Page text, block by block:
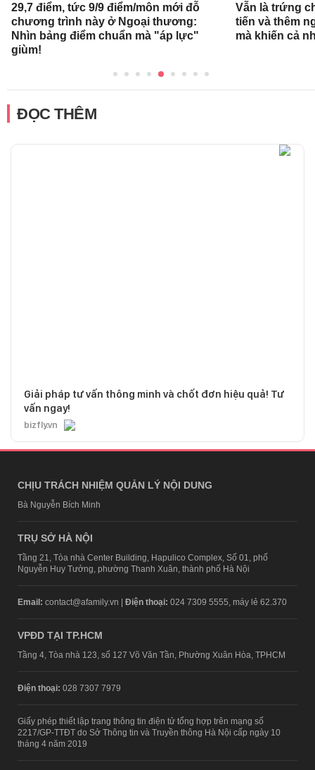
29,7 điểm, tức 9/9 điểm/môn mới đỗ
chương trình này ở Ngoại thương:
Nhìn bảng điểm chuẩn mà "áp lực"
giùm!
Vẫn là trứng
tiến và thêm
mà khiến cả
ĐỌC THÊM
Giải pháp tư vấn thông minh và chốt đơn hiệu quả! Tư
vấn ngay!
bizfly.vn
CHỊU TRÁCH NHIỆM QUẢN LÝ NỘI DUNG
Bà Nguyễn Bích Minh
TRỤ SỞ HÀ NỘI
Tầng 21, Tòa nhà Center Building, Hapulico Complex, Số 01, phố
Nguyễn Huy Tưởng, phường Thanh Xuân, thành phố Hà Nội
Email: contact@afamily.vn | Điện thoại: 024 7309 5555, máy lẻ 62.370
VPĐD TẠI TP.HCM
Tầng 4, Tòa nhà 123, số 127 Võ Văn Tần, Phường Xuân Hòa, TPHCM
Điện thoại: 028 7307 7979
Giấy phép thiết lập trang thông tin điện tử tổng hợp trên mạng số
2217/GP-TTĐT do Sở Thông tin và Truyền thông Hà Nội cấp ngày 10
tháng 4 năm 2019